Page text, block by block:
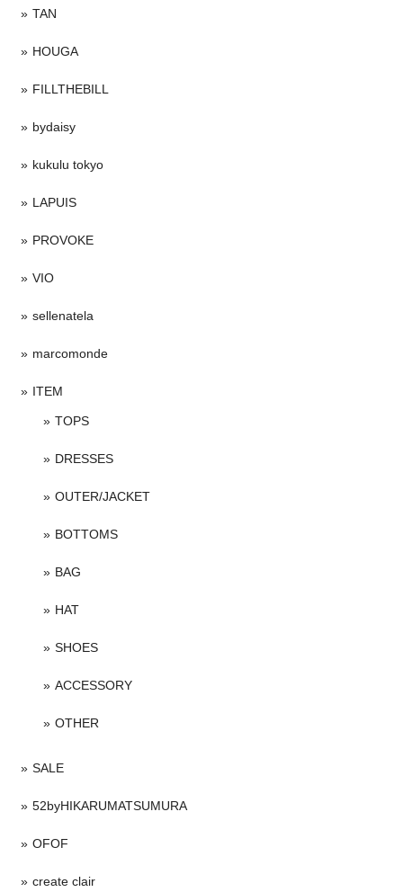
TAN
HOUGA
FILLTHEBILL
bydaisy
kukulu tokyo
LAPUIS
PROVOKE
VIO
sellenatela
marcomonde
ITEM
TOPS
DRESSES
OUTER/JACKET
BOTTOMS
BAG
HAT
SHOES
ACCESSORY
OTHER
SALE
52byHIKARUMATSUMURA
OFOF
create clair